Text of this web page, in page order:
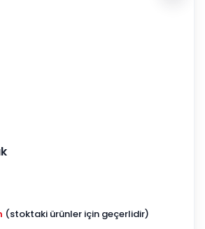
(stoktaki ürünler için geçerlidir)
devam ediyor